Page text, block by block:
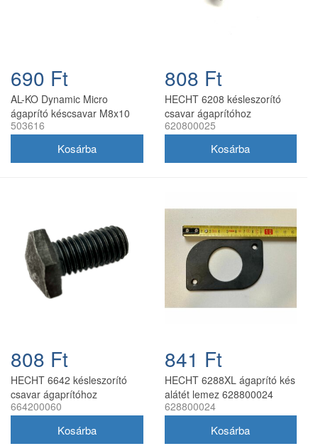
690 Ft
AL-KO Dynamic Micro
ágaprító késcsavar M8x10
mm (503616)
503616
808 Ft
HECHT 6208 késleszorító
csavar ágaprítóhoz
620800025
808 Ft
HECHT 6642 késleszorító
csavar ágaprítóhoz
664200060
841 Ft
HECHT 6288XL ágaprító kés
alátét lemez 628800024
628800024